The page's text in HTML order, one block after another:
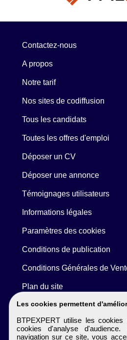
Les cookies permettent
BTPEXPERT utilise les
cookies d'analyse
navigation sur ce site, vous
Contactez-nous
A propos
Notre tarif
Nos sites de codiffusion
Tous les candidats
Toutes les offres d'emploi
Déposer un CV
Déposer une annonce
Témoignages utilisateurs
Informations légales
Paramètres des cookies
Conditions de publication
Conditions Générales de
Plan du site